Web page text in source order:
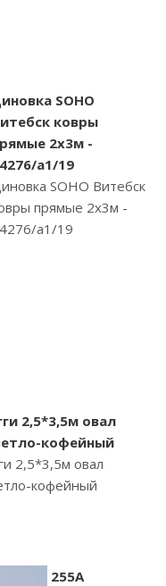
SOHO
ковры
2х3м -
a1/19
SOHO Витебск
прямые 2х3м -
a1/19
2,5*3,5м овал
кофейный
2,5*3,5м овал
кофейный
255A